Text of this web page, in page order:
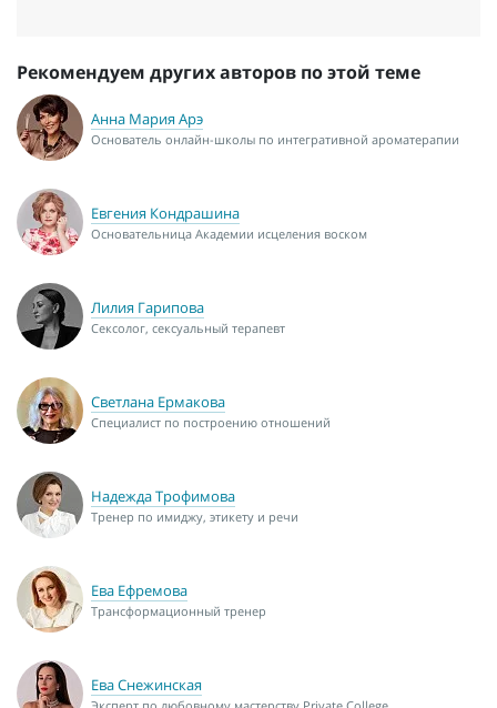
Рекомендуем других авторов по этой теме
Анна Мария Арэ
Основатель онлайн-школы по интегративной ароматерапии
Евгения Кондрашина
Основательница Академии исцеления воском
Лилия Гарипова
Сексолог, сексуальный терапевт
Светлана Ермакова
Специалист по построению отношений
Надежда Трофимова
Тренер по имиджу, этикету и речи
Ева Ефремова
Трансформационный тренер
Ева Снежинская